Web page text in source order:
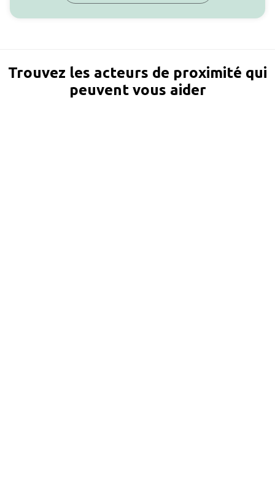
Trouvez les acteurs de proximité qui
peuvent vous aider